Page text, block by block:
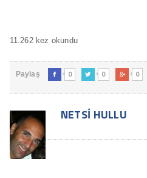
11.262 kez okundu
Paylaş  0  0  0
NETSI HULLU